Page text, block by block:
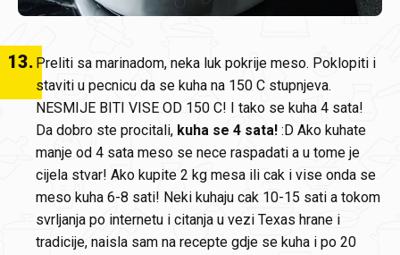
13. Preliti sa marinadom, neka luk pokrije meso. Poklopiti i
staviti u pecnicu da se kuha na 150 C stupnjeva.
NESMIJE BITI VISE OD 150 C! I tako se kuha 4 sata!
Da dobro ste procitali, kuha se 4 sata! :D Ako kuhate
manje od 4 sata meso se nece raspadati a u tome je
cijela stvar! Ako kupite 2 kg mesa ili cak i vise onda se
meso kuha 6-8 sati! Neki kuhaju cak 10-15 sati a tokom
svrljanja po internetu i citanja u vezi Texas hrane i
tradicije, naisla sam na recepte gdje se kuha i po 20